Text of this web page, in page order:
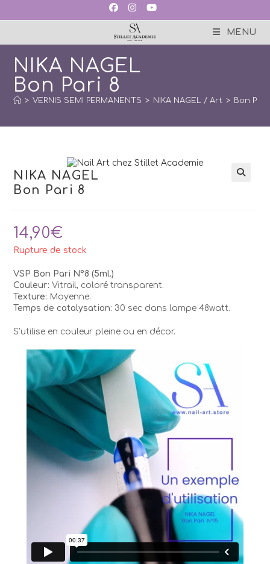
MENU
NIKA NAGEL
Bon Pari 8
> VERNIS SEMI PERMANENTS > NIKA NAGEL / Art > Bon
NIKA NAGEL
Bon Pari 8
14,90€
Rupture de stock
VSP Bon Pari N°8 (5ml.)
Couleur: Vitrail, coloré transparent.
Texture: Moyenne.
Temps de catalysation: 30 sec dans lampe 48watt.
S’utilise en couleur pleine ou en décor.